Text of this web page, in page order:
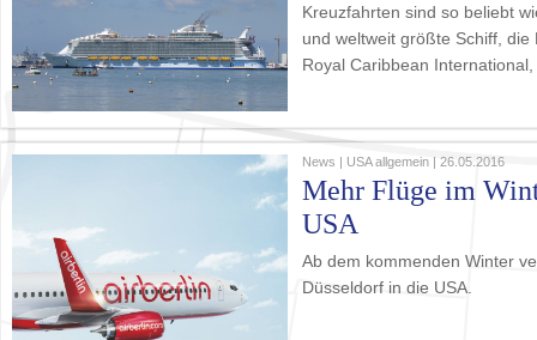
Kreuzfahrten sind so beliebt
und weltweit größte Schiff,
Royal Caribbean
News | USA allgemein | 26.05.2016
Mehr Flüge im
USA
Ab dem kommenden Winter
Düsseldorf in die USA.